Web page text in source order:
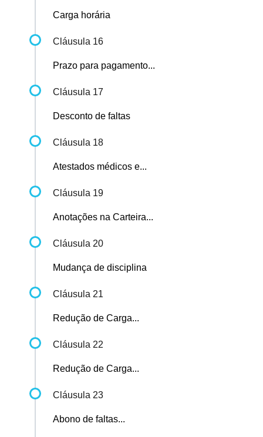
Carga horária
Cláusula 16
Prazo para pagamento...
Cláusula 17
Desconto de faltas
Cláusula 18
Atestados médicos e...
Cláusula 19
Anotações na Carteira...
Cláusula 20
Mudança de disciplina
Cláusula 21
Redução de Carga...
Cláusula 22
Redução de Carga...
Cláusula 23
Abono de faltas...